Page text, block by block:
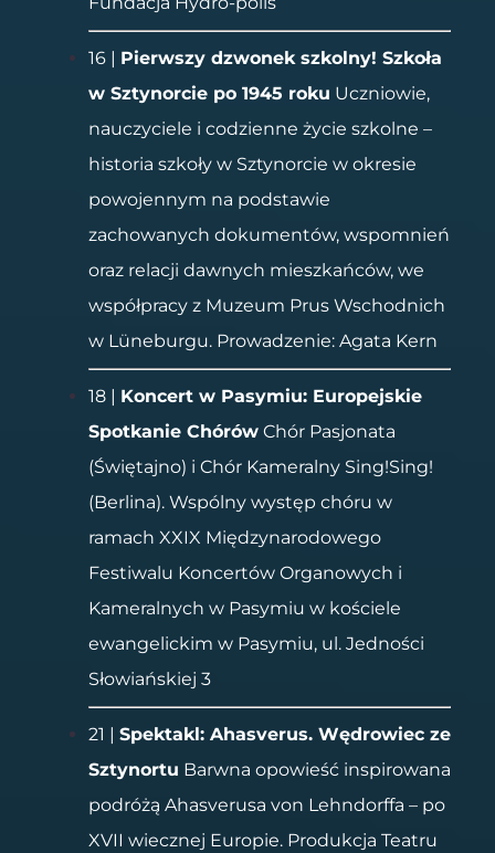
16 | Pierwszy dzwonek szkolny! Szkoła
w Sztynorcie po 1945 roku Uczniowie,
nauczyciele i codzienne życie szkolne –
historia szkoły w Sztynorcie w okresie
powojennym na podstawie
zachowanych dokumentów, wspomnień
oraz relacji dawnych mieszkańców, we
współpracy z Muzeum Prus Wschodnich
w Lüneburgu. Prowadzenie: Agata Kern
18 | Koncert w Pasymiu: Europejskie
Spotkanie ChórówChór Pasjonata
(Świętajno) i Chór Kameralny Sing!Sing!
(Berlina). Wspólny występ chóru w
ramach XXIX Międzynarodowego
Festiwalu Koncertów Organowych i
Kameralnych w Pasymiu w kościele
ewangelickim w Pasymiu, ul. Jedności
Słowiańskiej 3
21 | Spektakl: Ahasverus. Wędrowiec ze
Sztynortu Barwna opowieść inspirowana
podróżą Ahasverusa von Lehndorffa – po
XVII wiecznej Europie. Produkcja Teatru